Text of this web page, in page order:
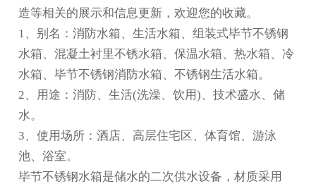
造等相关的展示和信息更新，欢迎您的收藏。
1、别名：消防水箱、生活水箱、组装式毕节不锈钢
水箱、混凝土衬里不锈水箱、保温水箱、热水箱、冷
水箱、毕节不锈钢消防水箱、不锈钢生活水箱。
2、用途：消防、生活(洗澡、饮用)、技术盛水、储
水。
3、使用场所：酒店、高层住宅区、体育馆、游泳
池、浴室。
毕节不锈钢水箱是储水的二次供水设备，材质采用